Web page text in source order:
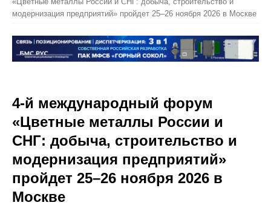
модернизация предприятий» пройдет 25–26 ноября 2026 в Москве
4-й международный форум
«Цветные металлы России и
СНГ: добыча, строительство и
модернизация предприятий»
пройдет 25–26 ноября 2026 в
Москве